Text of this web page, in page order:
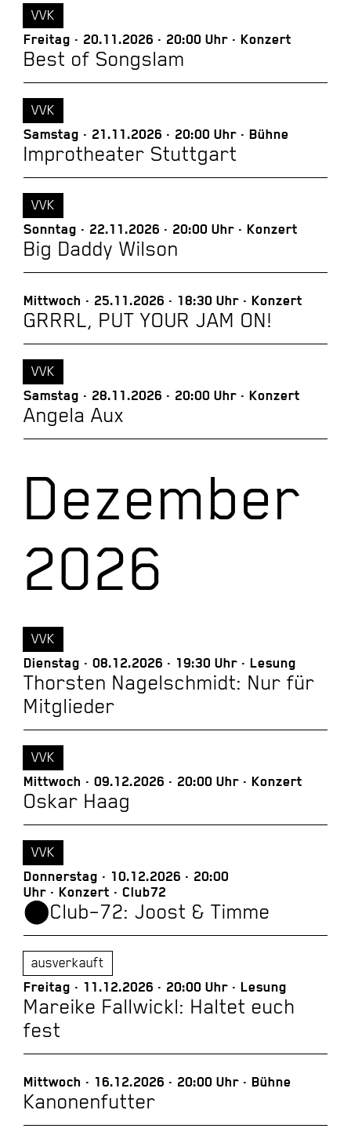
Freitag 20.11.2026 20:00 Uhr Konzert
Best of Songslam
VVK
Samstag 21.11.2026 20:00 Uhr Bühne
Improtheater Stuttgart
VVK
Sonntag 22.11.2026 20:00 Uhr Konzert
Big Daddy Wilson
VVK
Mittwoch 25.11.2026 18:30 Uhr Konzert
GRRRL, PUT YOUR JAM ON!
Samstag 28.11.2026 20:00 Uhr Konzert
Angela Aux
VVK
Dezember
2026
Dienstag 08.12.2026 19:30 Uhr Lesung
Thorsten Nagelschmidt: Nur für
Mitglieder
VVK
Mittwoch 09.12.2026 20:00 Uhr Konzert
Oskar Haag
VVK
Donnerstag 10.12.2026
20:00
Uhr
Konzert Club72
⬤Club–72: Joost & Timme
VVK
Freitag 11.12.2026 20:00 Uhr Lesung
Mareike Fallwickl: Haltet euch
fest
ausverkauft
Mittwoch 16.12.2026 20:00 Uhr Bühne
Kanonenfutter